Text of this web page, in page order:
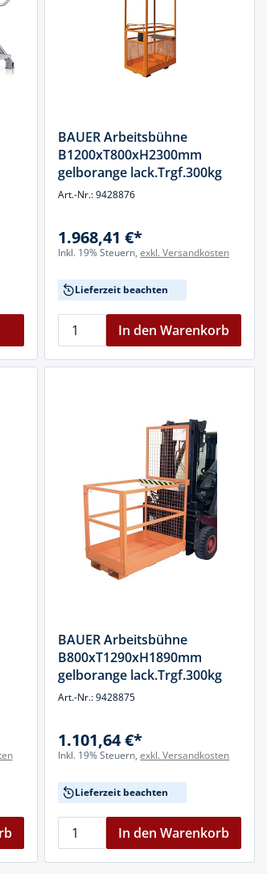
BAUER Arbeitsbühne
B1200xT800xH2300mm
gelborange lack.Trgf.300kg
Art.-Nr.: 9428876
1.968,41 €*
Inkl. 19% Steuern,exkl. Versandkosten
Lieferzeit beachten
In den Warenkorb
BAUER Arbeitsbühne
B800xT1290xH1890mm
gelborange lack.Trgf.300kg
Art.-Nr.: 9428875
1.101,64 €*
Inkl. 19% Steuern,exkl. Versandkosten
Lieferzeit beachten
In den Warenkorb